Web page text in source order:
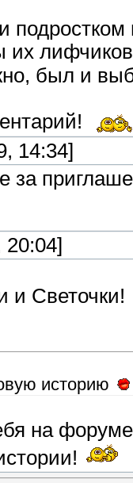
их
был и
14:34]
за
и Светочки!
историю
на